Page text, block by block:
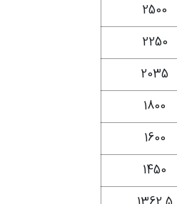
2500
2250
2035
1800
1600
1450